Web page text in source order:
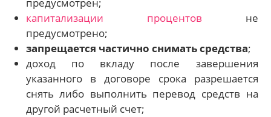
предусмотрен;
капитализации процентов не
предусмотрено;
запрещается частично снимать средства;
доход по вкладу после завершения
указанного в договоре срока разрешается
снять либо выполнить перевод средств на
другой расчетный счет;